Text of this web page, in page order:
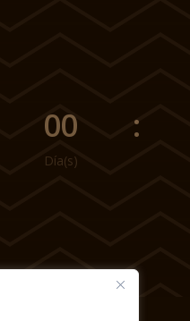
000
Día(s)
: